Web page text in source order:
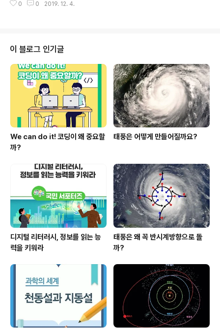
강은희 대구교육감과 교육부 관계자가 함께하는 "다함께
소: 대구미래교육연구원 시청각실 #교육정책 #고교학점제
#정책공감콘서트 #대구광역시교육청 #미래세대 #학부모
#교육현장 #토크콘서트 #국가평생교육진흥원
0 0 2019. 12. 4.
이 블로그 인기글
We can do it! 코딩이 왜 중요할
까?
태풍은 어떻게 만들어질까요?
디지털 리터러시, 정보를 읽는 능
력을 키워라
태풍은 왜 꼭 반시계방향으로 돌
까?